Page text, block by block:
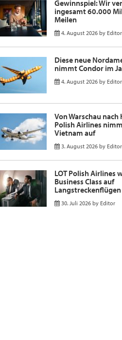
Gewinnspiel: Wir
ingesamt 60.000
Meilen
4. August 2026 by Editor
Diese neue
nimmt Condor im
4. August 2026 by Editor
Von Warschau nach
Polish Airlines
Vietnam auf
3. August 2026 by Editor
LOT Polish Airlines
Business Class auf
30. Juli 2026 by Editor